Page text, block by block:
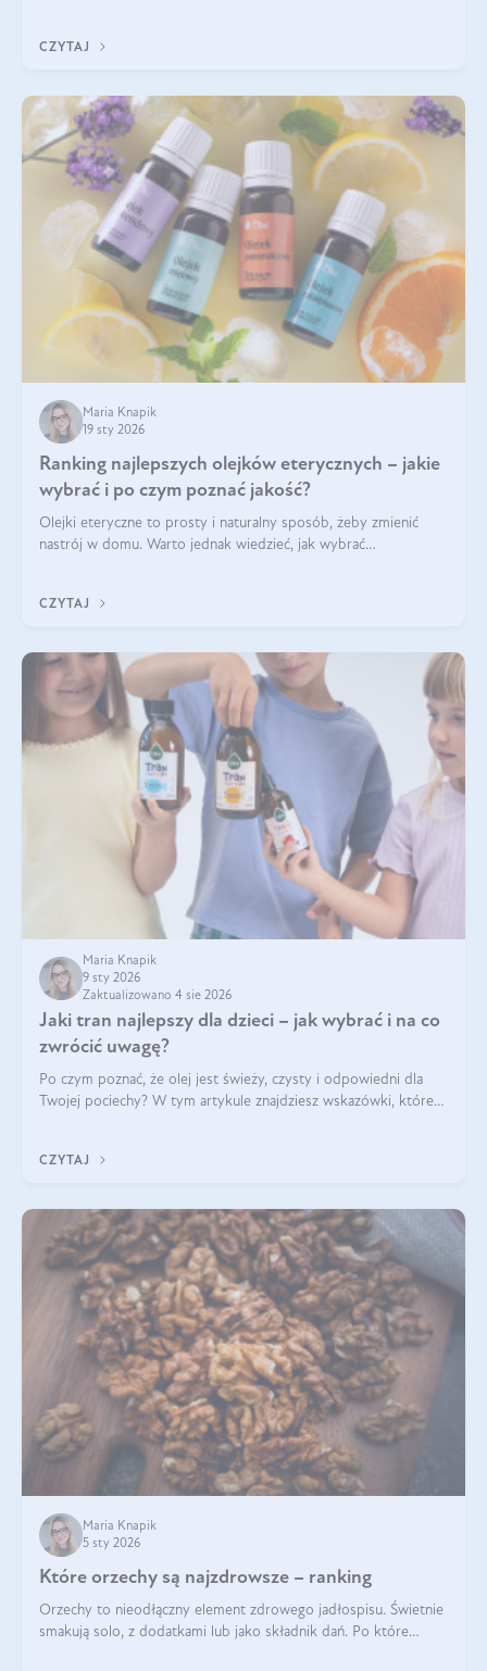
CZYTAJ
Maria Knapik
19 sty 2026
Ranking najlepszych olejków eterycznych – jakie
wybrać i po czym poznać jakość?
Olejki eteryczne to prosty i naturalny sposób, żeby zmienić
nastrój w domu. Warto jednak wiedzieć, jak wybrać
kryteria wyboru!
CZYTAJ
Maria Knapik
9 sty 2026
Zaktualizowano 4 sie 2026
Jaki tran najlepszy dla dzieci – jak wybrać i na co
zwrócić uwagę?
Po czym poznać, że olej jest świeży, czysty i odpowiedni dla
Twojej pociechy? W tym artykule znajdziesz wskazówki, które
CZYTAJ
Maria Knapik
5 sty 2026
Które orzechy są najzdrowsze – ranking
Orzechy to nieodłączny element zdrowego jadłospisu. Świetnie
smakują solo, z dodatkami lub jako składnik dań. Po które